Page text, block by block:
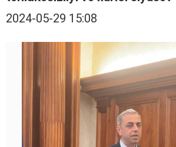
2024-05-29 15:08